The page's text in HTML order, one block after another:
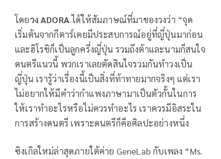
โดยวง ADORA ได้ให้สัมภาษณ์ที่มาของวงว่า “จุด
เริ่มต้นจากกีตาร์เคยมีประสบการณ์อยู่ที่ญี่ปุ่นมาก่อน
และฮิโรชิก็เป็นลูกครึ่งญี่ปุ่น รวมถึงต้าและนามก็สนใจ
ดนตรีแนวนี้ พวกเราเลยตัดสินใจรวมกันทำวงเป็น
ญี่ปุ่น เรารู้ว่าเรื่องนี้เป็นสิ่งที่ท้าทายมากจริงๆ แต่เรา
ไม่อยากให้มีคำว่ากำแพงภาษามาเป็นตัวกั้นในการ
ให้เราทำอะไรหรือไม่ควรทำอะไร เราควรมีอิสระใน
การสร้างดนตรี เพราะดนตรีก็คือศิลปะอย่างหนึ่ง
ซิงเกิลใหม่ล่าสุดภายใต้ค่าย GeneLab กับเพลง “Ms.